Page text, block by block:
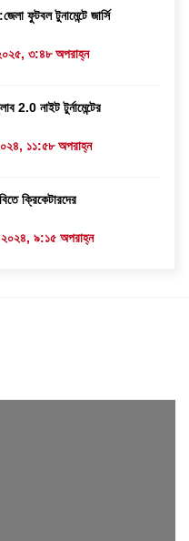
ফুটবল টুনামেন্টে জার্সি
৩:৪৮ অপরাহ্ন
2.0 নাইট টুর্নামেন্টের
১১:৫৮ অপরাহ্ন
ক্রিকেটারদের
২০২৪, ৯:১৫ অপরাহ্ন